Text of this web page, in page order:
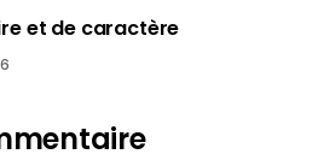
et de caractère